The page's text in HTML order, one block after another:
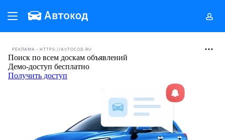
РЕКЛАМА • HTTPS://AVTOCOD.RU